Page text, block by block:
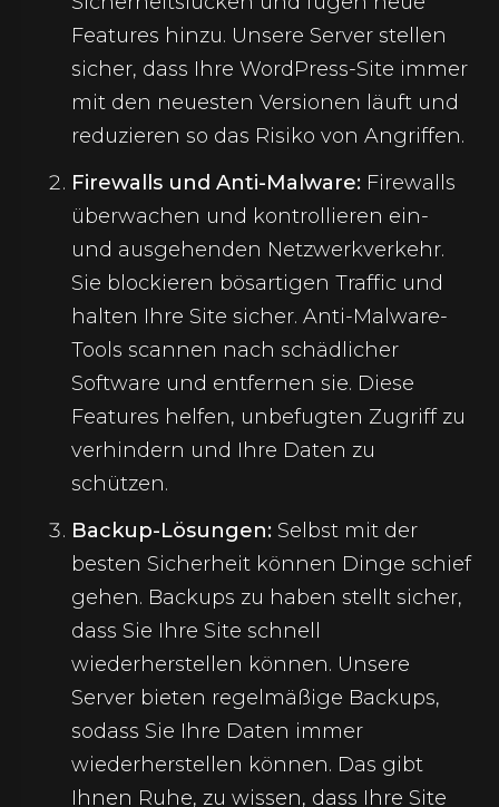
Features hinzu. Unsere Server stellen
sicher, dass Ihre WordPress-Site immer
mit den neuesten Versionen läuft und
reduzieren so das Risiko von Angriffen.
Firewalls und Anti-Malware: Firewalls
überwachen und kontrollieren ein-
und ausgehenden Netzwerkverkehr.
Sie blockieren bösartigen Traffic und
halten Ihre Site sicher. Anti-Malware-
Tools scannen nach schädlicher
Software und entfernen sie. Diese
Features helfen, unbefugten Zugriff zu
verhindern und Ihre Daten zu
schützen.
Backup-Lösungen: Selbst mit der
besten Sicherheit können Dinge schief
gehen. Backups zu haben stellt sicher,
dass Sie Ihre Site schnell
wiederherstellen können. Unsere
Server bieten regelmäßige Backups,
sodass Sie Ihre Daten immer
wiederherstellen können. Das gibt
Ihnen Ruhe, zu wissen, dass Ihre Site